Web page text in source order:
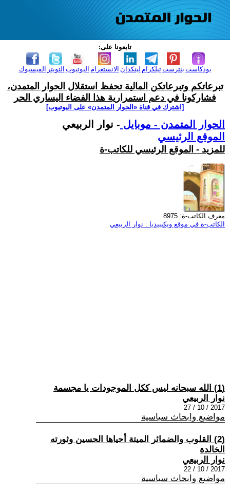
تابعونا على:
الفيسبوك التويتر اليوتيوب الانستغرام لينكدإن تيلكرامبنترست بودكاست
تبرعاتكم وتبرعاتكن المالية تحفظ استقلال الحوار المتمدن،
فشاركونا في دعم استمرارية هذا الفضاء اليساري الحر
[اشترك في قناة ‫«الحوار المتمدن» على اليوتيوب]
الحوار المتمدن - موبايل - نوار الربيعي
الموقع الرئيسي
للمزيد - الموقع الرئيسي للكاتب-ة
معرف الكاتب-ة: 8975
الكاتب-ة في موقع ويكيبيديا : نوار الربيعي
(1) الله سبحانه ليس ككل الموجودات يا مجسمة
نوار الربيعي
2017 / 10 / 27
مواضيع وابحاث سياسية
(2) القلوب والضمائر الميتة أحياها الحسين وثورته
الخالدة
نوار الربيعي
2017 / 10 / 22
مواضيع وابحاث سياسية